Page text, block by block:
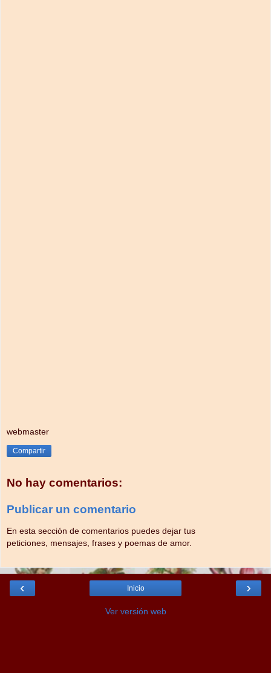
webmaster
Compartir
No hay comentarios:
Publicar un comentario
En esta sección de comentarios puedes dejar tus
peticiones, mensajes, frases y poemas de amor.
‹ ›
Inicio
Ver versión web